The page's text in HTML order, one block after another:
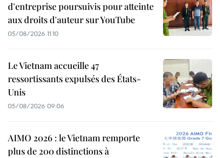
d'entreprise poursuivis pour atteinte
aux droits d'auteur sur YouTube
05/08/2026 11:10
Le Vietnam accueille 47
ressortissants expulsés des États-
Unis
05/08/2026 09:06
AIMO 2026 : le Vietnam remporte
plus de 200 distinctions à